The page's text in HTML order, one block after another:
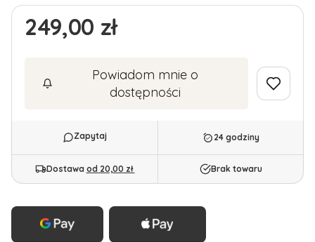
Cena
249,00 zł
Powiadom mnie o
dostępności
24 godziny
Dostawa od 20,00 zł Brak towaru